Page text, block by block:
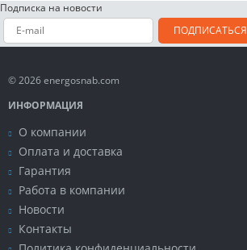
Подписка на новости
ПОДПИСАТЬСЯ
© 2026 energosnab.com
ИНФОРМАЦИЯ
О компании
Оплата и доставка
Гарантия
Работа в компании
Новости
Контакты